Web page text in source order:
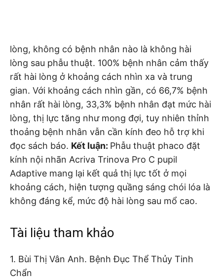
lòng, không có bệnh nhân nào là không hài
lòng sau phẫu thuật. 100% bệnh nhân cảm thấy
rất hài lòng ở khoảng cách nhìn xa và trung
gian. Với khoảng cách nhìn gần, có 66,7% bệnh
nhân rất hài lòng, 33,3% bệnh nhân đạt mức hài
lòng, thị lực tăng như mong đợi, tuy nhiên thỉnh
thoảng bệnh nhân vẫn cần kính đeo hỗ trợ khi
đọc sách báo. Kết luận: Phẫu thuật phaco đặt
kính nội nhãn Acriva Trinova Pro C pupil
Adaptive mang lại kết quả thị lực tốt ở mọi
khoảng cách, hiện tượng quầng sáng chói lóa là
không đáng kể, mức độ hài lòng sau mổ cao.
Tài liệu tham khảo
1. Bùi Thị Vân Anh. Bệnh Đục Thể Thủy Tinh
Chẩn